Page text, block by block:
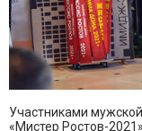
Участниками
«Мистер Ростов-